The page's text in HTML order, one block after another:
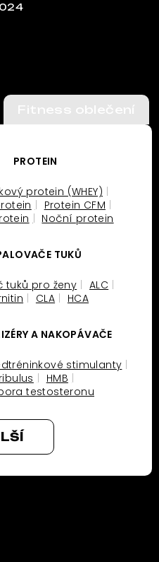
Fitness oblečení
PROTEIN
protein (WHEY)
Protein CFM
Noční protein
TUKŮ
tuků pro ženy
ALC
CLA HCA
A NAKOPÁVAČE
stimulanty
HMB
testosteronu